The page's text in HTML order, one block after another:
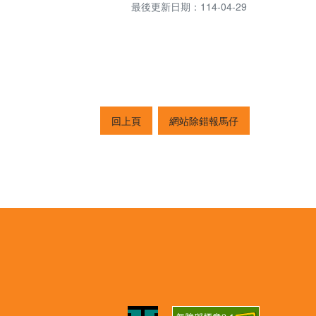
最後更新日期：114-04-29
回上頁 網站除錯報馬仔